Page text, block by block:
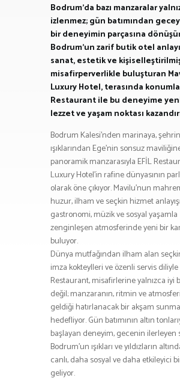
Bodrum’da bazı manzaralar
izlenmez; gün batımından
bir deneyimin parçasına
Bodrum’un zarif butik otel
sanat, estetik ve
misafirperverlikle buluşturan
Luxury Hotel, terasında
Restaurant ile bu deneyime
lezzet ve yaşam noktası
Bodrum Kalesi’nden marinaya, şehrin
ışıklarından Ege’nin sonsuz
panoramik manzarasıyla EFİL
Luxury Hotel’in rafine dünyasının
olarak öne çıkıyor. Mavilu’nun
huzur, ilham ve seçkin hizmet
gastronomi, müzik ve sosyal yaşamla
zenginleşen atmosferinde yeni bir
buluyor.
Dünya mutfağından ilham alan
imza kokteylleri ve özenli servis diliyle
Restaurant, misafirlerine yalnızca iyi
değil; manzaranın, ritmin ve
geldiği hatırlanacak bir akşam
hedefliyor. Gün batımının altın
başlayan deneyim, gecenin
Bodrum’un ışıkları ve yıldızların
canlı, daha sosyal ve daha etkileyici
geliyor.